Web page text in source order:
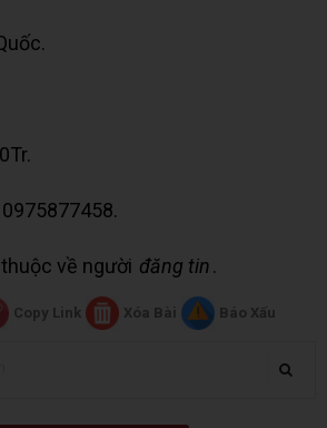
0975877458.
về người đăng tin.
Copy Link Xóa Bài Báo Xấu